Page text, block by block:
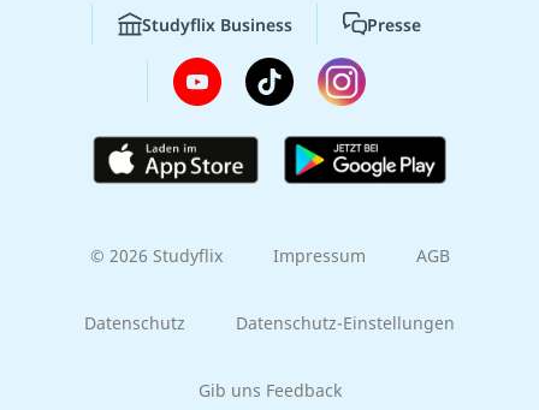
Studyflix Business Presse
© 2026 Studyflix Impressum AGB
Datenschutz Datenschutz-Einstellungen
Gib uns Feedback